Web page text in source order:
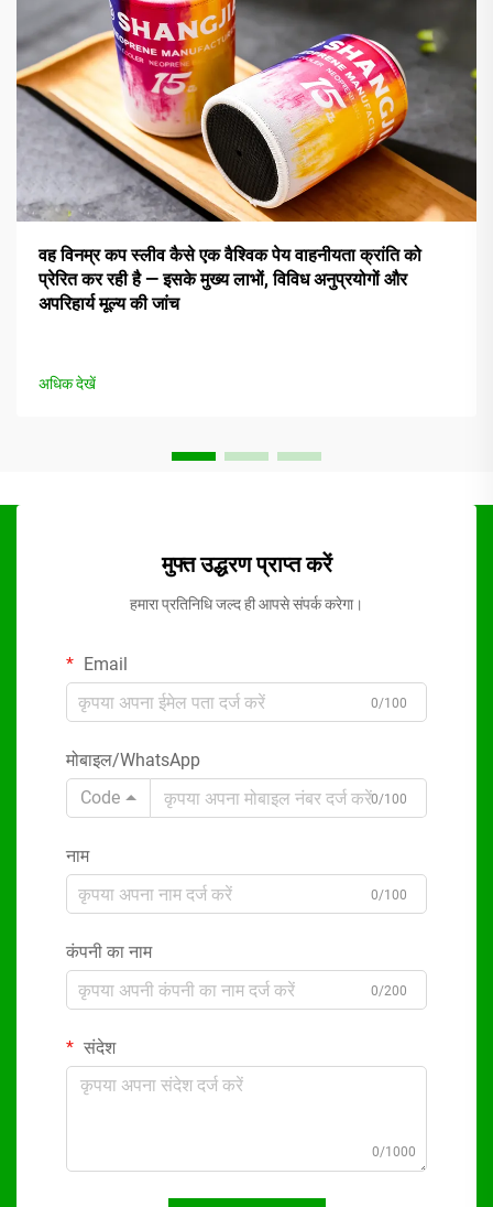
वह विनम्र कप स्लीव कैसे एक वैश्विक पेय वाहनीयता क्रांति को
प्रेरित कर रही है — इसके मुख्य लाभों, विविध अनुप्रयोगों और
अपरिहार्य मूल्य की जांच
अधिक देखें
मुफ्त उद्धरण प्राप्त करें
हमारा प्रतिनिधि जल्द ही आपसे संपर्क करेगा।
Email
0/100
मोबाइल/WhatsApp
Code
0/100
नाम
0/100
कंपनी का नाम
0/200
संदेश
0/1000